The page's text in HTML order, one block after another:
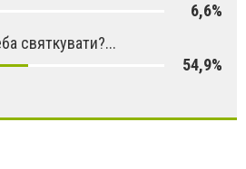
6,6%
святкувати?...
54,9%